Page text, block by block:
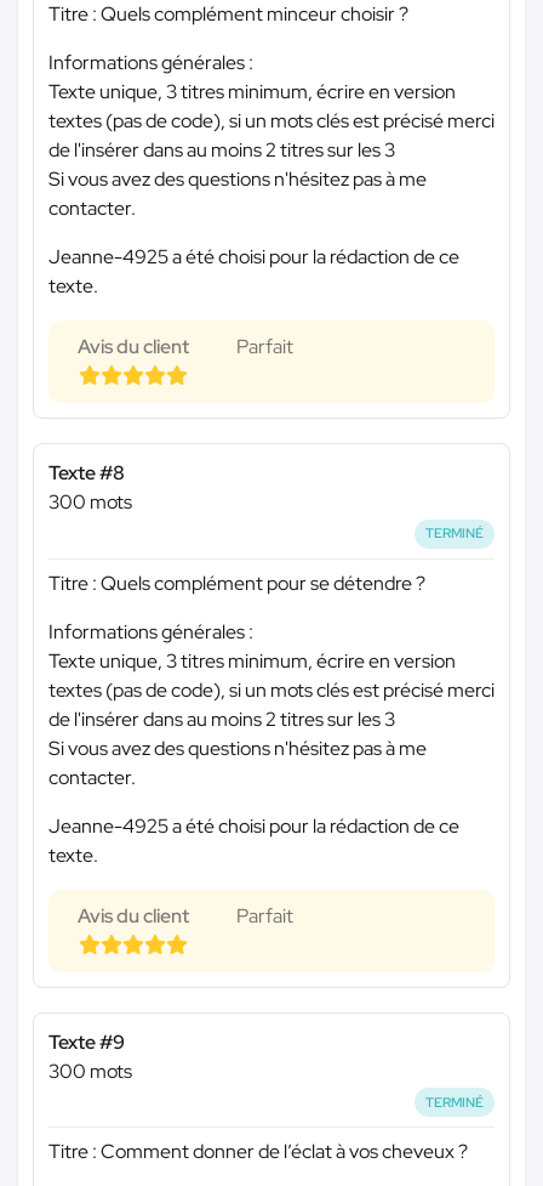
Titre : Quels complément minceur choisir ?
Informations générales :
Texte unique, 3 titres minimum, écrire en version
textes (pas de code), si un mots clés est précisé merci
de l'insérer dans au moins 2 titres sur les 3
Si vous avez des questions n'hésitez pas à me
contacter.
Jeanne-4925 a été choisi pour la rédaction de ce
texte.
Avis du client Parfait
Texte #8
300 mots
TERMINÉ
Titre : Quels complément pour se détendre ?
Informations générales :
Texte unique, 3 titres minimum, écrire en version
textes (pas de code), si un mots clés est précisé merci
de l'insérer dans au moins 2 titres sur les 3
Si vous avez des questions n'hésitez pas à me
contacter.
Jeanne-4925 a été choisi pour la rédaction de ce
texte.
Avis du client Parfait
Texte #9
300 mots
TERMINÉ
Titre : Comment donner de l’éclat à vos cheveux ?